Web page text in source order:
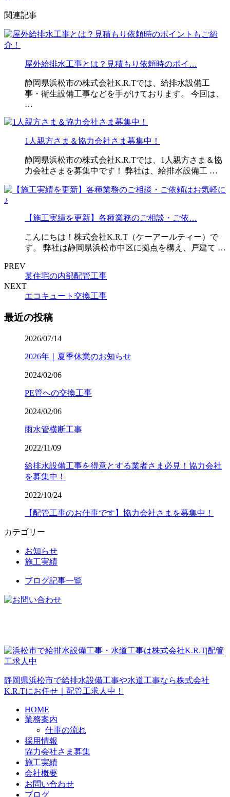
関連記事
屋外給排水工事とは？見積もり依頼時のポイ…
静岡県浜松市の株式会社K.R.Tでは、給排水設備工
事・衛生設備工事などを手がけております。 今回は、
…
1人親方さま＆協力会社さま募集中！
静岡県浜松市の株式会社K.R.Tでは、1人親方さま＆協
力会社さまを募集中です！ 弊社は、給排水設備工 …
【施工実績を更新】各種業務のご相談・ご依…
こんにちは！株式会社K.R.T（ケーアールティー）で
す。 弊社は静岡県浜松市中区に拠点を構え、戸建て …
PREV
某住宅の内部配管工事
NEXT
エコキュート交換工事
最近の投稿
2026/07/14
2026年｜夏季休業のお知らせ
2024/02/06
PE管への交換工事
2024/02/06
雨水管横断工事
2022/11/09
給排水設備工事を得意とする業者さま必見！協力会社
を募集中！
2022/10/24
【配管工事のお仕事です】協力会社さまを募集中！
カテゴリー
お知らせ
施工実績
ブログ記事一覧
静岡県浜松市で給排水設備工事や水道工事なら株式会社
K.R.Tにお任せ｜配管工求人中！
HOME
業務案内
仕事の流れ
採用情報
協力会社さま募集
施工実績
会社概要
お問い合わせ
ブログ